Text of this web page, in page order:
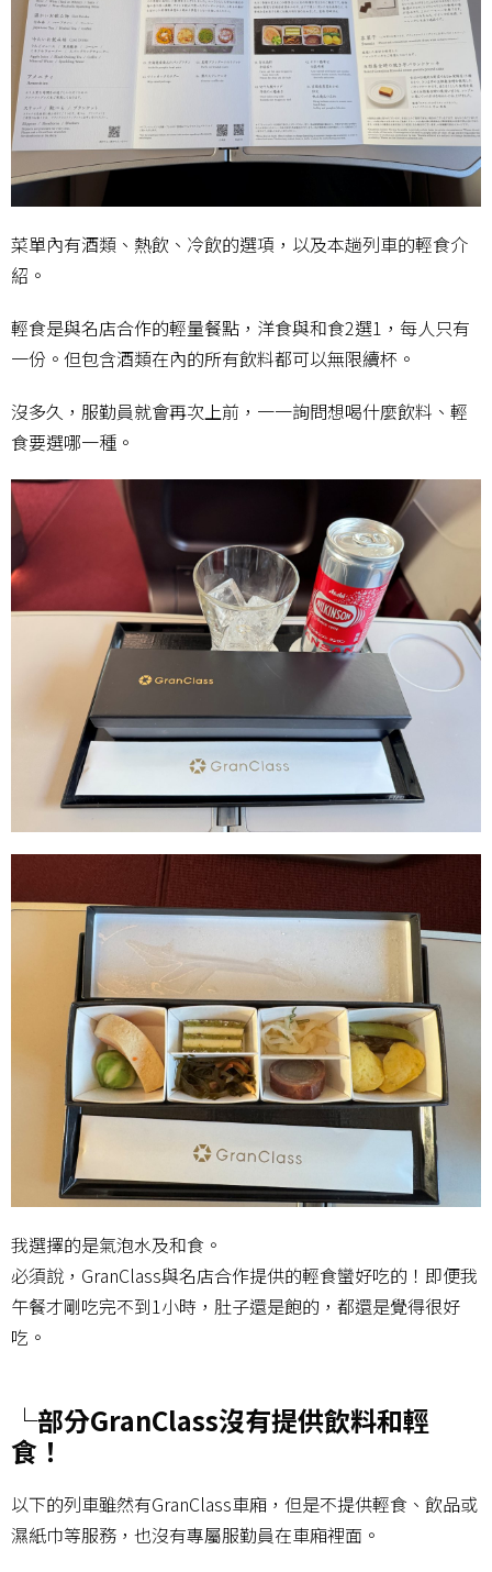
菜單內有酒類、熱飲、冷飲的選項，以及本趟列車的輕食介
紹。
輕食是與名店合作的輕量餐點，洋食與和食2選1，每人只有
一份。但包含酒類在內的所有飲料都可以無限續杯。
沒多久，服勤員就會再次上前，一一詢問想喝什麼飲料、輕
食要選哪一種。
我選擇的是氣泡水及和食。
必須說，GranClass與名店合作提供的輕食蠻好吃的！即便我
午餐才剛吃完不到1小時，肚子還是飽的，都還是覺得很好
吃。
└部分GranClass沒有提供飲料和輕
食！
以下的列車雖然有GranClass車廂，但是不提供輕食、飲品或
濕紙巾等服務，也沒有專屬服勤員在車廂裡面。